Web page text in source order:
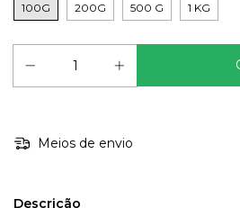
100G 200G 500 G 1 KG
Meios de envio
Descrição